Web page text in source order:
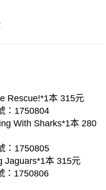
Rescue!*1本 315元
：1750804
With Sharks*1本 280
：1750805
Jaguars*1本 315元
：1750806